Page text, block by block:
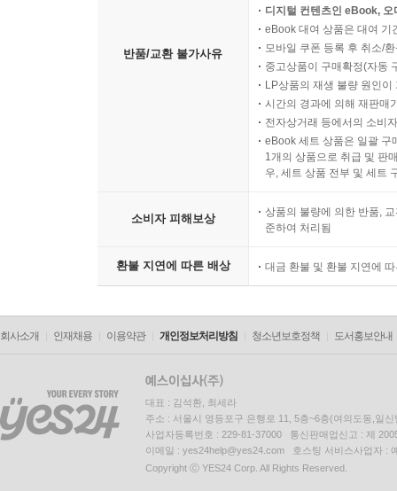
반품/교환 불가사유
디지털 컨텐츠인 eBook,
eBook 대여 상품은 대여 기
모바일 쿠폰 등록 후 취소/
중고상품이 구매확정(자동
LP상품의 재생 불량 원인
시간의 경과에 의해 재판매
전자상거래 등에서의 소비
eBook 세트 상품은 일괄 구
1개의 상품으로 취급 및 판
우, 세트 상품 전부 및 세트
소비자 피해보상
상품의 불량에 의한 반품,
준하여 처리됨
환불 지연에 따른 배상 대금 환불 및 환불 지연에
회사소개 인재채용 이용약관 개인정보처리방침 청소년보호정책 도서홍보안내
대표 : 김석환, 최세라
주소 : 서울시 영등포구 은행로 11, 5층~6층(여의도동,일신
사업자등록번호 : 229-81-37000 통신판매업신고 : 제
이메일 : yes24help@yes24.com 호스팅 서비스사업자 :
Copyright ⓒ YES24 Corp. All Rights Reserved.